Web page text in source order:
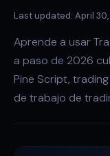
Last updated: April
Aprende a usar
a paso de 2026
Pine Script,
de trabajo de